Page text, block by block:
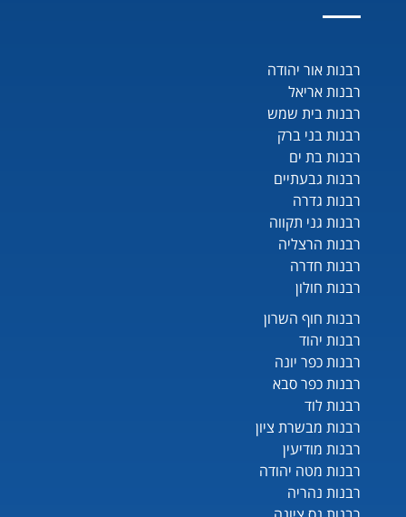
רבנות אור יהודה
רבנות אריאל
רבנות בית שמש
רבנות בני ברק
רבנות בת ים
רבנות גבעתיים
רבנות גדרה
רבנות גני תקווה
רבנות הרצליה
רבנות חדרה
רבנות חולון
רבנות חוף השרון
רבנות יהוד
רבנות כפר יונה
רבנות כפר סבא
רבנות לוד
רבנות מבשרת ציון
רבנות מודיעין
רבנות מטה יהודה
רבנות נהריה